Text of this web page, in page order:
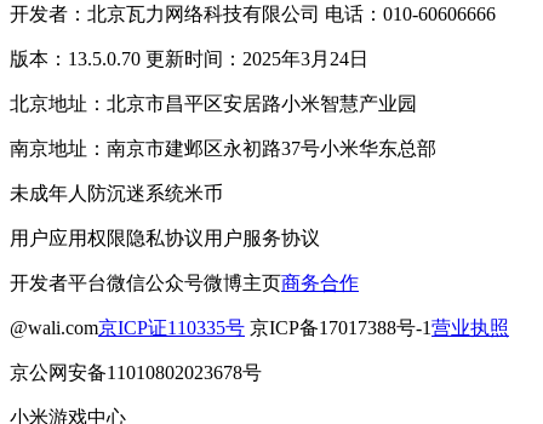
开发者：北京瓦力网络科技有限公司 电话：010-60606666
版本：13.5.0.70 更新时间：2025年3月24日
北京地址：北京市昌平区安居路小米智慧产业园
南京地址：南京市建邺区永初路37号小米华东总部
未成年人防沉迷系统米币
用户应用权限隐私协议用户服务协议
开发者平台微信公众号微博主页商务合作
@wali.com京ICP证110335号 京ICP备17017388号-1营业执照
京公网安备11010802023678号
小米游戏中心